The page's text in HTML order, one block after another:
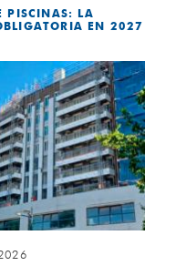
PISCINAS: LA
EN 2027